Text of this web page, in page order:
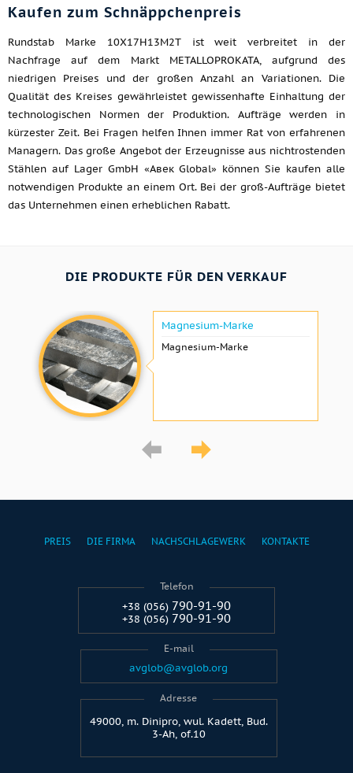
Kaufen zum Schnäppchenpreis
Rundstab Marke 10Х17Н13М2Т ist weit verbreitet in der
Nachfrage auf dem Markt METALLOPROKATA, aufgrund des
niedrigen Preises und der großen Anzahl an Variationen. Die
Qualität des Kreises gewährleistet gewissenhafte Einhaltung der
technologischen Normen der Produktion. Aufträge werden in
kürzester Zeit. Bei Fragen helfen Ihnen immer Rat von erfahrenen
Managern. Das große Angebot der Erzeugnisse aus nichtrostenden
Stählen auf Lager GmbH «Авек Global» können Sie kaufen alle
notwendigen Produkte an einem Ort. Bei der groß-Aufträge bietet
das Unternehmen einen erheblichen Rabatt.
DIE PRODUKTE FÜR DEN VERKAUF
Magnesium-Marke
Magnesium-Marke
PREIS DIE FIRMA NACHSCHLAGEWERK KONTAKTE
Telefon
+38 (056) 790-91-90
+38 (056) 790-91-90
E-mail
avglob@avglob.org
Adresse
49000, m. Dinipro, wul. Kadett, Bud.
3-Ah, of.10